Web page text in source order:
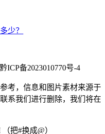
少？
ICP备2023010770号-4
考，信息和图片素材来源于
系我们进行删除，我们将在
把#换成@）